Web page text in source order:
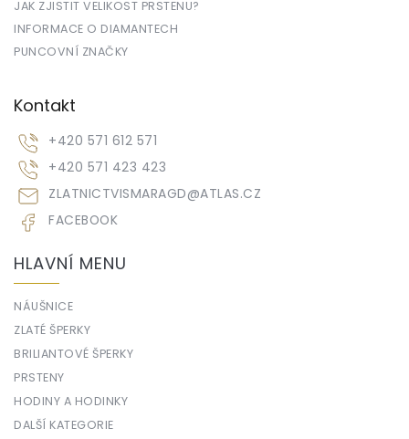
JAK ZJISTIT VELIKOST PRSTENU?
INFORMACE O DIAMANTECH
PUNCOVNÍ ZNAČKY
Kontakt
ZLATNICTVISMARAGD@ATLAS.CZ
+420 571 612 571
+420 571 423 423
FACEBOOK
HLAVNÍ MENU
NÁUŠNICE
ZLATÉ ŠPERKY
BRILIANTOVÉ ŠPERKY
PRSTENY
HODINY A HODINKY
DALŠÍ KATEGORIE